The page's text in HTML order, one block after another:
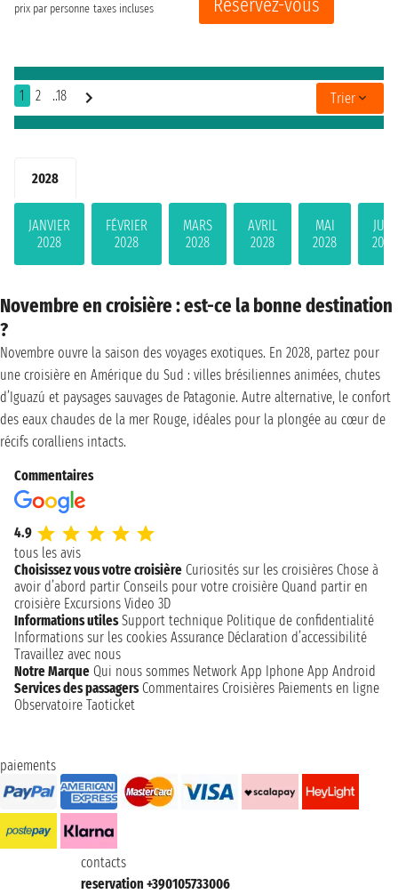
2028
JANVIER
2028
FÉVRIER
2028
MARS
2028
AVRIL
2028
MAI
2028
JUIN
2028
Novembre en croisière : est-ce la bonne destination
?
Novembre ouvre la saison des voyages exotiques. En 2028, partez pour
une croisière en Amérique du Sud : villes brésiliennes animées, chutes
d’Iguazú et paysages sauvages de Patagonie. Autre alternative, le confort
des eaux chaudes de la mer Rouge, idéales pour la plongée au cœur de
récifs coralliens intacts.
prix par personne taxes incluses Réservez-vous
1 2 ..18 Trier
Commentaires
4.9
tous les avis
Choisissez vous votre croisière Curiosités sur les croisières Chose à
avoir d’abord partir Conseils pour votre croisière Quand partir en
croisière Excursions Video 3D
Informations utiles Support technique Politique de confidentialité
Informations sur les cookies Assurance Déclaration d’accessibilité
Travaillez avec nous
Notre Marque Qui nous sommes Network App Iphone App Android
Services des passagers Commentaires Croisières Paiements en ligne
Observatoire Taoticket
paiements
contacts
reservation +390105733006